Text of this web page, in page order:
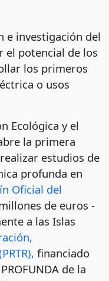
e investigación del
el potencial de los
los primeros
o usos
Ecológica y el
la primera
estudios de
profunda en
Oficial del
de euros -
a las Islas
financiado
de la